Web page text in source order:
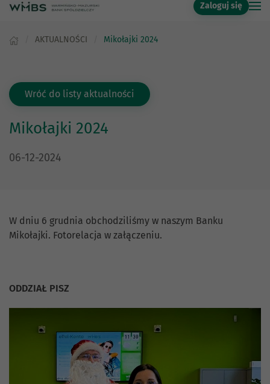
Zaloguj się
AKTUALNOŚCI Mikołajki 2024
Wróć do listy aktualności
Mikołajki 2024
DATA PUBLIKACJI:
06-12-2024
W dniu 6 grudnia obchodziliśmy w naszym Banku
Mikołajki. Fotorelacja w załączeniu.
ODDZIAŁ PISZ